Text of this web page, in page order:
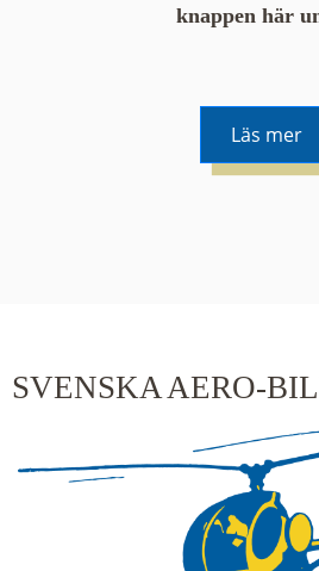
knappen här
Läs mer
SVENSKA AERO-